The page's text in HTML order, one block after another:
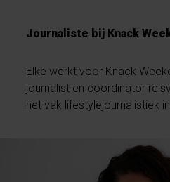
Journaliste bij Knack
Elke werkt voor Knack
journalist en coördinator
het vak lifestylejournalistiek